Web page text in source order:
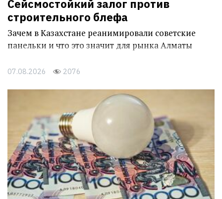
Сейсмостойкий залог против
строительного блефа
Зачем в Казахстане реанимировали советские
панельки и что это значит для рынка Алматы
07.08.2026 2076